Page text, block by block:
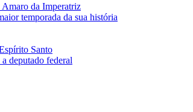
Amaro da Imperatriz
temporada da sua história
Santo
deputado federal